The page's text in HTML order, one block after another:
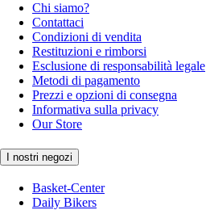
Chi siamo?
Contattaci
Condizioni di vendita
Restituzioni e rimborsi
Esclusione di responsabilità legale
Metodi di pagamento
Prezzi e opzioni di consegna
Informativa sulla privacy
Our Store
I nostri negozi
Basket-Center
Daily Bikers